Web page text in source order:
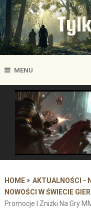
MENU
HOME
AKTUALNOŚCI -
NOWOŚCI W ŚWIECIE
Promocje I Zniżki Na Gry